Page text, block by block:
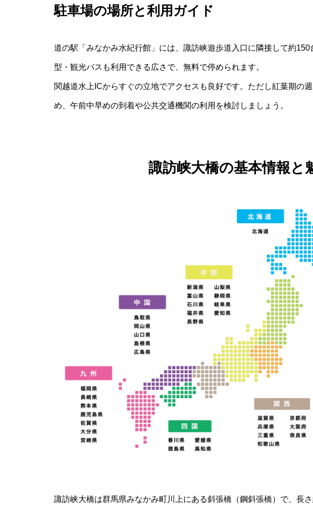
駐車場の場所と利用ガイド
道の駅「みなかみ水紀行館」には、諏訪峡遊歩道入口に隣接して約
型・観光バスも利用できる広さで、無料で停められます。
関越道水上ICからすぐの立地でアクセスも良好です。ただし紅葉期の
め、午前中早めの到着や公共交通機関の利用を検討しましょう。
諏訪峡大橋の基本情報と
諏訪峡大橋は群馬県みなかみ町川上にある斜張橋（鋼斜張橋）で、長